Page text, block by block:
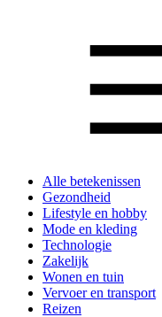
Alle betekenissen
Gezondheid
Lifestyle en hobby
Mode en kleding
Technologie
Zakelijk
Wonen en tuin
Vervoer en transport
Reizen